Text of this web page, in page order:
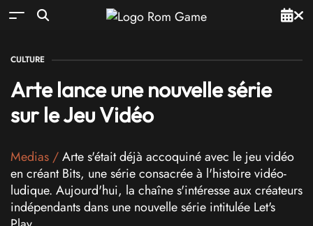
CULTURE
Arte lance une nouvelle série
sur le Jeu Vidéo
Medias /Arte s'était déjà accoquiné avec le jeu vidéo
en créant Bits, une série consacrée à l'histoire vidéo-
ludique. Aujourd'hui, la chaîne s'intéresse aux créateurs
indépendants dans une nouvelle série intitulée Let's